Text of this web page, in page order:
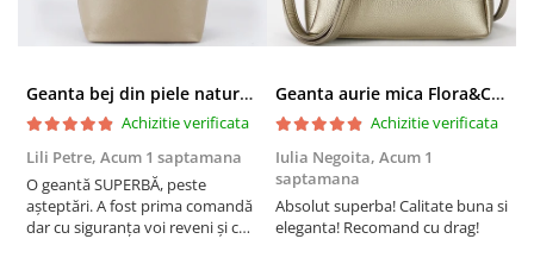
Geanta bej din piele naturala 8966 123
Achizitie verificata
Lili Petre, Acum 1 saptamana
O geantă SUPERBĂ, peste
așteptări. A fost prima comandă
dar cu siguranța voi reveni și cu
Geanta aurie mica Flora&CO Paris H6930 16
Achizitie verificata
Iulia Negoita, Acum 1
saptamana
Absolut superba! Calitate buna si
eleganta! Recomand cu drag!